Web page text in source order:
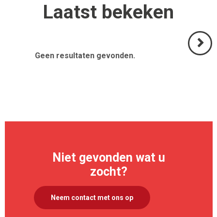
Laatst bekeken
Geen resultaten gevonden.
Niet gevonden wat u
zocht?
Neem contact met ons op